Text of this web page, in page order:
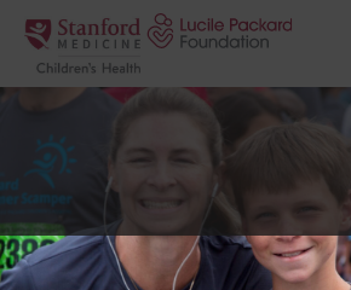
Lumaktaw sa nilalaman